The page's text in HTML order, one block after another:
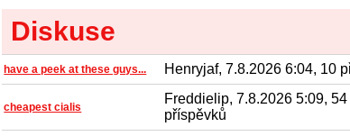
Diskuse
have a peek at these guys... Henryjaf, 7.8.2026 6:04, 10
cheapest cialis
Freddielip, 7.8.2026 5:09, 54
příspěvků